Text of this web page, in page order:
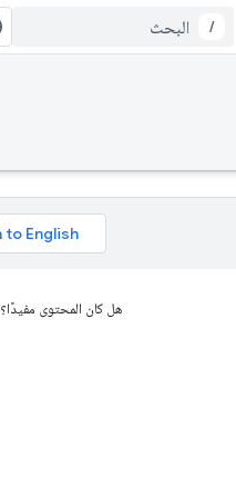
/
هل كان المحتوى مفيدًا؟